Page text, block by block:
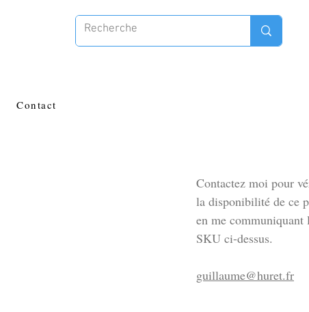
Contact
Contactez moi pour
la disponibilité de ce
en me communiquant
SKU ci-dessus.
guillaume@huret.fr